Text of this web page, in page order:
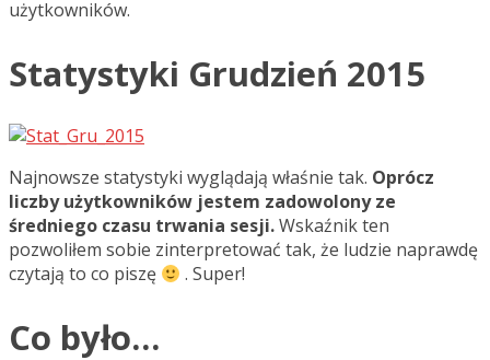
użytkowników.
Statystyki Grudzień 2015
Najnowsze statystyki wyglądają właśnie tak. Oprócz
liczby użytkowników jestem zadowolony ze
średniego czasu trwania sesji.Wskaźnik ten
pozwoliłem sobie zinterpretować tak, że ludzie naprawdę
czytają to co piszę
. Super!
Co było…